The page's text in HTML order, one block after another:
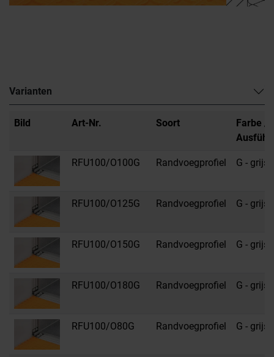
Varianten
Bild Art-Nr. Soort
Farbe /
RFU100/O100G Randvoegprofiel G - grijs
RFU100/O125G Randvoegprofiel G - grijs
RFU100/O150G Randvoegprofiel G - grijs
RFU100/O180G Randvoegprofiel G - grijs
RFU100/O80G Randvoegprofiel G - grijs